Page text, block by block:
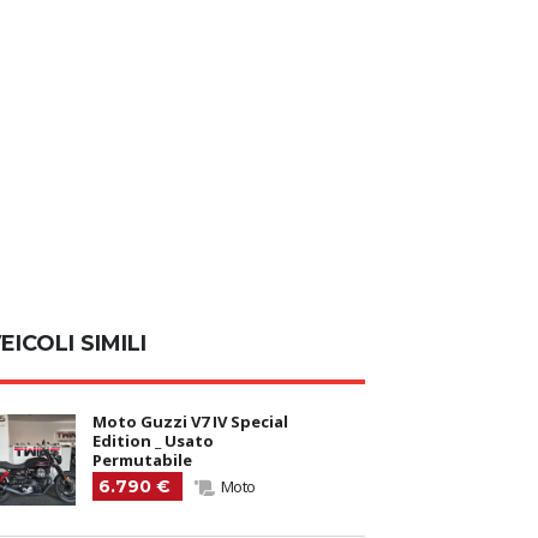
SIMILI
Moto Guzzi V7 IV Special
Edition _ Usato
Permutabile
6.790 €
Moto